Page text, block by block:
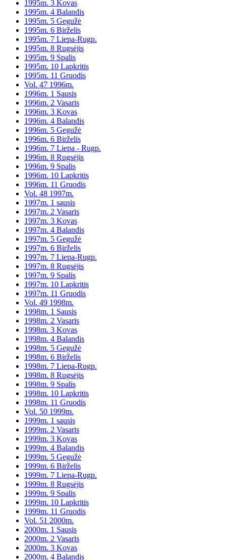
1995m. 3 Kovas
1995m. 4 Balandis
1995m. 5 Gegužė
1995m. 6 Birželis
1995m. 7 Liepa-Rugp.
1995m. 8 Rugsėjis
1995m. 9 Spalis
1995m. 10 Lapkritis
1995m. 11 Gruodis
Vol. 47 1996m.
1996m. 1 Sausis
1996m. 2 Vasaris
1996m. 3 Kovas
1996m. 4 Balandis
1996m. 5 Gegužė
1996m. 6 Birželis
1996m. 7 Liepa - Rugp.
1996m. 8 Rugsėjis
1996m. 9 Spalis
1996m. 10 Lapkritis
1996m. 11 Gruodis
Vol. 48 1997m.
1997m. 1 sausis
1997m. 2 Vasaris
1997m. 3 Kovas
1997m. 4 Balandis
1997m. 5 Gegužė
1997m. 6 Birželis
1997m. 7 Liepa-Rugp.
1997m. 8 Rugsėjis
1997m. 9 Spalis
1997m. 10 Lapkritis
1997m. 11 Gruodis
Vol. 49 1998m.
1998m. 1 Sausis
1998m. 2 Vasaris
1998m. 3 Kovas
1998m. 4 Balandis
1998m. 5 Gegužė
1998m. 6 Birželis
1998m. 7 Liepa-Rugp.
1998m. 8 Rugsėjis
1998m. 9 Spalis
1998m. 10 Lapkritis
1998m. 11 Gruodis
Vol. 50 1999m.
1999m. 1 sausis
1999m. 2 Vasaris
1999m. 3 Kovas
1999m. 4 Balandis
1999m. 5 Gegužė
1999m. 6 Birželis
1999m. 7 Liepa-Rugp.
1999m. 8 Rugsėjis
1999m. 9 Spalis
1999m. 10 Lapkritis
1999m. 11 Gruodis
Vol. 51 2000m.
2000m. 1 Sausis
2000m. 2 Vasaris
2000m. 3 Kovas
2000m. 4 Balandis